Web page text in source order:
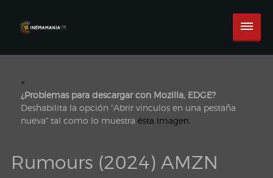
×
¿Problemas para descargar con Mozilla, EDGE?
Deshabilita la opción "Abrir vinculos en una pestaña
nueva" tal como lo muestra ésta imagen.
Rumours (2024) AMZN